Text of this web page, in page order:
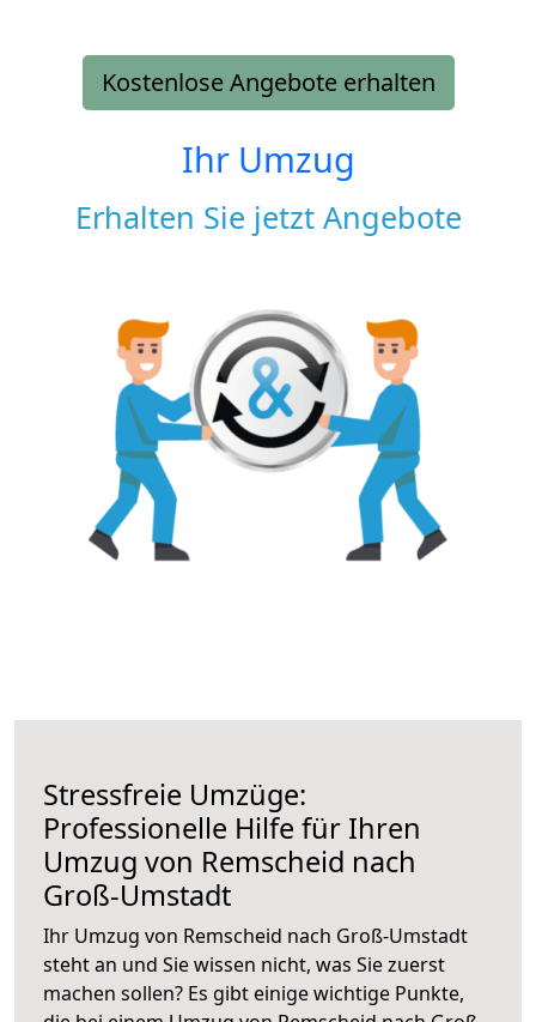
Kostenlose Angebote erhalten
Ihr Umzug
Erhalten Sie jetzt Angebote
Stressfreie Umzüge:
Professionelle Hilfe für Ihren
Umzug von Remscheid nach
Groß-Umstadt
Ihr Umzug von Remscheid nach Groß-Umstadt
steht an und Sie wissen nicht, was Sie zuerst
machen sollen? Es gibt einige wichtige Punkte,